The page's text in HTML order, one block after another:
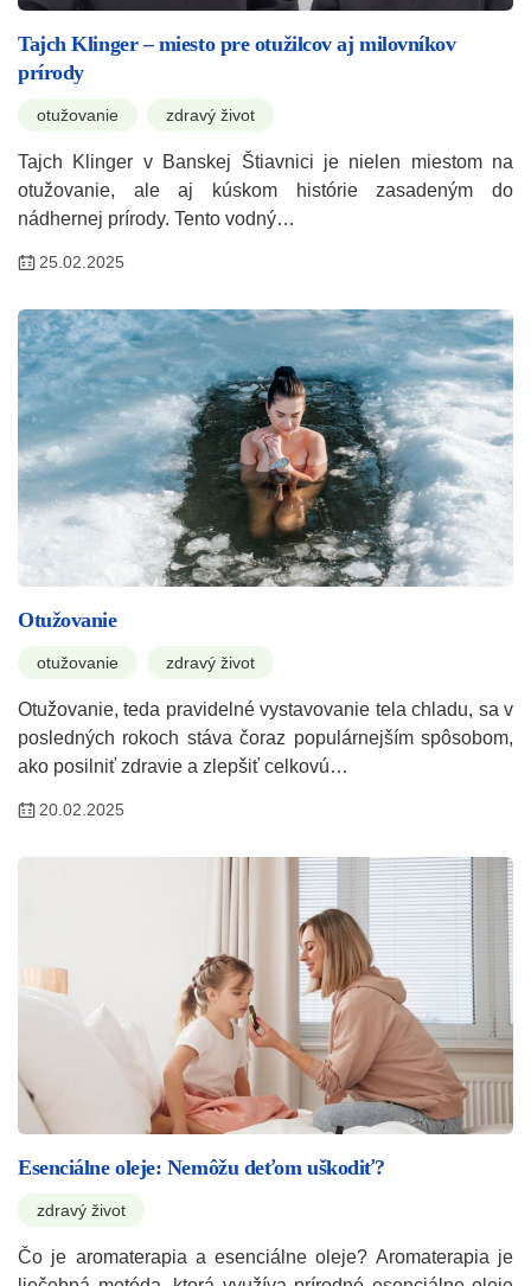
Tajch Klinger – miesto pre otužilcov aj milovníkov
prírody
otužovanie zdravý život
Tajch Klinger v Banskej Štiavnici je nielen miestom na
otužovanie, ale aj kúskom histórie zasadeným do
nádhernej prírody. Tento vodný…
25.02.2025
Otužovanie
otužovanie zdravý život
Otužovanie, teda pravidelné vystavovanie tela chladu, sa v
posledných rokoch stáva čoraz populárnejším spôsobom,
ako posilniť zdravie a zlepšiť celkovú…
20.02.2025
Esenciálne oleje: Nemôžu deťom uškodiť?
zdravý život
Čo je aromaterapia a esenciálne oleje? Aromaterapia je